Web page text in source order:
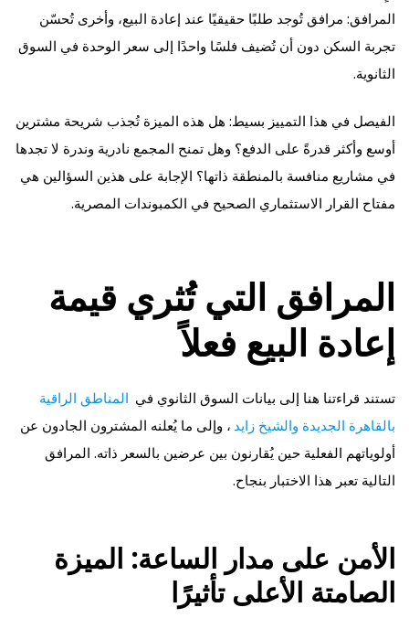
المرافق: مرافق تُوجد طلبًا حقيقيًا عند إعادة البيع، وأخرى تُحسّن
تجربة السكن دون أن تُضيف فلسًا واحدًا إلى سعر الوحدة في السوق
الثانوية.
الفيصل في هذا التمييز بسيط: هل هذه الميزة تُجذب شريحة مشترين
أوسع وأكثر قدرةً على الدفع؟ وهل تمنح المجمع نادرية وندرة لا تجدها
في مشاريع منافسة بالمنطقة ذاتها؟ الإجابة على هذين السؤالين هي
مفتاح القرار الاستثماري الصحيح في الكمبوندات المصرية.
المرافق التي تُثري قيمة
إعادة البيع فعلاً
تستند قراءتنا هنا إلى بيانات السوق الثانوي في المناطق الراقية
بالقاهرة الجديدة والشيخ زايد ، وإلى ما يُعلنه المشترون الجادون عن
أولوياتهم الفعلية حين يُقارنون بين عرضين بالسعر ذاته. المرافق
التالية تعبر هذا الاختبار بنجاح.
الأمن على مدار الساعة: الميزة
الصامتة الأعلى تأثيرًا